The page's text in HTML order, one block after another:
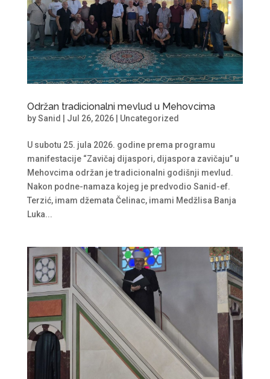
Održan tradicionalni mevlud u Mehovcima
bySanid Jul 26, 2026| Uncategorized
U subotu 25. jula 2026. godine prema programu
manifestacije “Zavičaj dijaspori, dijaspora zavičaju” u
Mehovcima održan je tradicionalni godišnji mevlud.
Nakon podne-namaza kojeg je predvodio Sanid-ef.
Terzić, imam džemata Čelinac, imami Medžlisa Banja
Luka...